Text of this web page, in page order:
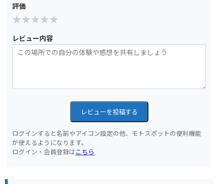
評価
レビュー内容
レビューを投稿する
ログインすると名前やアイコン設定の他、モトスポットの便利機能
が使えるようになります。
ログイン・会員登録はこちら